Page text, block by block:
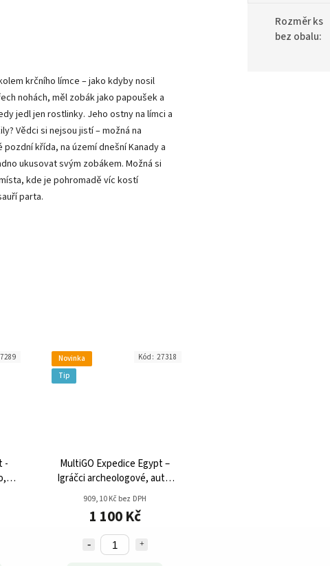
krčního límce – jako kdyby nosil
nohách, měl zobák jako papoušek a
jedl jen rostlinky. Jeho ostny na límci a
Vědci si nejsou jistí – možná na
křída, na území dnešní Kanady a
ukusovat svým zobákem. Možná si
kde je pohromadě víc kostí
parta.
Rozměr ks
bez obalu:
-
Novinka
Tip
MultiGO Expedice Egypt –
Igráčci archeologové, auta,
vykopávka
909,10 Kč bez DPH
1 100 Kč
Kód: 27318